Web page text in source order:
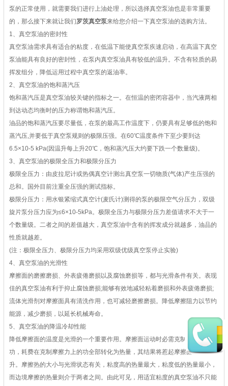
泵的正常使用，就需要我们进行上油处理，所以选择真空泵油也是非常重要
的，那么接下来就让我们罗茨真空泵来给您介绍一下真空泵油的选购方法。
1、真空泵油的密封性
真空泵油需求具有适合的粘度，在低温下能使真空泵疾速启动，在高温下真空
泵油能具有良好的密封性，在泵内真空泵油具有较低的温升。不含有轻质的易
挥发组分，降低运用过程中真空泵的返油率。
2、真空泵油的饱和蒸汽压
饱和蒸汽压是真空泵油较关键的指标之一。在恒温的密闭容器中，当汽液两相
到达动态均衡时的压力称谓饱和蒸汽压。
油品的饱和蒸汽压要尽量低，在泵的最高工作温度下，仍要具有足够低的饱和
蒸汽压,并要低于真空泵规则的极限压强。在60℃温度条件下至少要到达
6.5×10-5 kPa(因温升每上升20℃，饱和蒸汽压大约要下跌一个数量级)。
3、真空泵油的极限全压力和极限分压力
极限全压力：由皮拉尼计或热偶真空计测出真空泵一切物质(气体)产生压强的
总和。国外目前注重全压强的测试指标。
极限分压力：用水银紧缩式真空计(麦氏计)测得的泵的极限空气分压力，双级
旋片泵分压力应为≤6×10-5kPa。极限全压力与极限分压力差值请求不大于一
个数量级。二者之间的差值越大，真空泵油中含有的挥发成分就越多，油品的
性质就越差。
(注：极限全压力、极限分压力均采用双级优级真空泵停止实验)
4、真空泵油的光滑性
摩擦面的磨擦磨损、外表疲倦磨损以及腐蚀磨损等，都与光滑条件有关。表现
佳的真空泵油有利于抑止腐蚀磨损;能够有效地减轻粘着磨损和外表疲倦磨损;
流体光滑剂对摩擦面具有清洗作用，也可减轻磨擦磨损。降低摩擦阻力以节约
能源，减少磨损，以延长机械寿命。
5、真空泵油的降温冷却性能
降低摩擦面的温度是光滑的一个重要作用。摩擦面运动时必需克制摩擦力而作
功，耗费在克制摩擦力上的功全部转化为热量，其结果将惹起摩擦面温度上
升。摩擦热的大小与光滑状态有关，粘度高的热量最大，粘度低的热量最小，
而边境摩擦的热量则介于两者之间。由此可见，用适宜粘度的真空泵油不只能